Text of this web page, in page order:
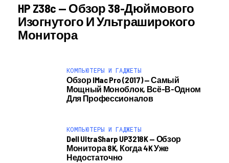
HP Z38c — Обзор 38-Дюймового
Изогнутого И Ультраширокого
Монитора
КОМПЬЮТЕРЫ И ГАДЖЕТЫ
Обзор IMac Pro (2017) — Самый
Мощный Моноблок, Всё-В-Одном
Для Профессионалов
КОМПЬЮТЕРЫ И ГАДЖЕТЫ
Dell UltraSharp UP3218K — Обзор
Монитора 8K, Когда 4K Уже
Недостаточно